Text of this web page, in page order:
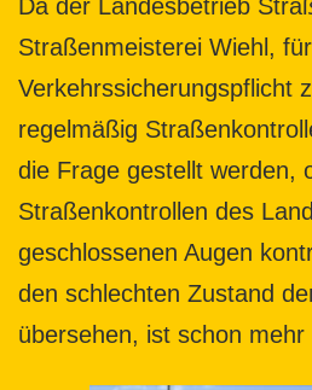
Da der Landesbetrieb
Straßenmeisterei Wiehl,
Verkehrssicherungspflicht
regelmäßig
die Frage gestellt werden,
Straßenkontrollen des
geschlossenen Augen
den schlechten Zustand
übersehen, ist schon mehr